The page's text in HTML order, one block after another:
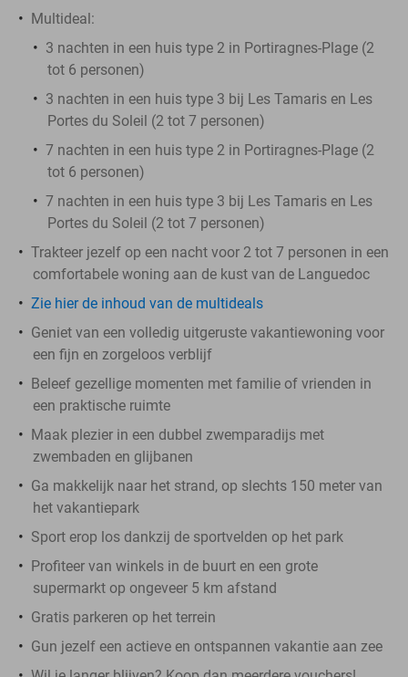
Multideal:
3 nachten in een huis type 2 in Portiragnes-Plage (2
tot 6 personen)
3 nachten in een huis type 3 bij Les Tamaris en Les
Portes du Soleil (2 tot 7 personen)
7 nachten in een huis type 2 in Portiragnes-Plage (2
tot 6 personen)
7 nachten in een huis type 3 bij Les Tamaris en Les
Portes du Soleil (2 tot 7 personen)
Trakteer jezelf op een nacht voor 2 tot 7 personen in een
comfortabele woning aan de kust van de Languedoc
Zie hier de inhoud van de multideals
Geniet van een volledig uitgeruste vakantiewoning voor
een fijn en zorgeloos verblijf
Beleef gezellige momenten met familie of vrienden in
een praktische ruimte
Maak plezier in een dubbel zwemparadijs met
zwembaden en glijbanen
Ga makkelijk naar het strand, op slechts 150 meter van
het vakantiepark
Sport erop los dankzij de sportvelden op het park
Profiteer van winkels in de buurt en een grote
supermarkt op ongeveer 5 km afstand
Gratis parkeren op het terrein
Gun jezelf een actieve en ontspannen vakantie aan zee